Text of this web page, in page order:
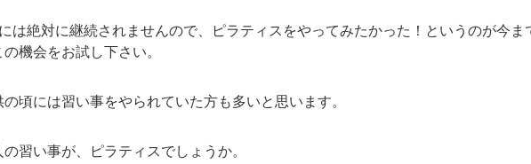
は絶対に継続されませんので、ピラティスをやってみたかった！というのが今
機会をお試し下さい。
頃には習い事をやられていた方も多いと思います。
の習い事が、ピラティスでしょうか。